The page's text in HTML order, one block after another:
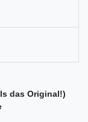
das Original!)